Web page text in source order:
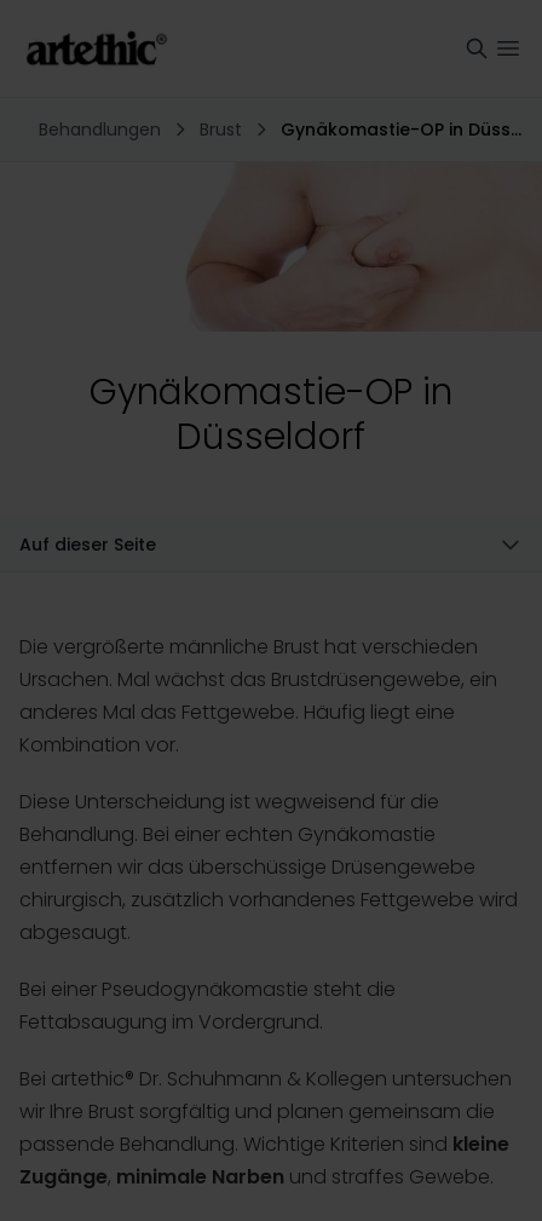
Behandlungen Brust Gynäkomastie-OP in Düsseldorf
Gynäkomastie-OP in
Düsseldorf
Auf dieser Seite
Die vergrößerte männliche Brust hat verschieden
Ursachen. Mal wächst das Brustdrüsengewebe, ein
anderes Mal das Fettgewebe. Häufig liegt eine
Kombination vor.
Diese Unterscheidung ist wegweisend für die
Behandlung. Bei einer echten Gynäkomastie
entfernen wir das überschüssige Drüsengewebe
chirurgisch, zusätzlich vorhandenes Fettgewebe wird
abgesaugt.
Bei einer Pseudogynäkomastie steht die
Fettabsaugung im Vordergrund.
Bei artethic® Dr. Schuhmann & Kollegen untersuchen
wir Ihre Brust sorgfältig und planen gemeinsam die
passende Behandlung. Wichtige Kriterien sind kleine
Zugänge, minimale Narben und straffes Gewebe.